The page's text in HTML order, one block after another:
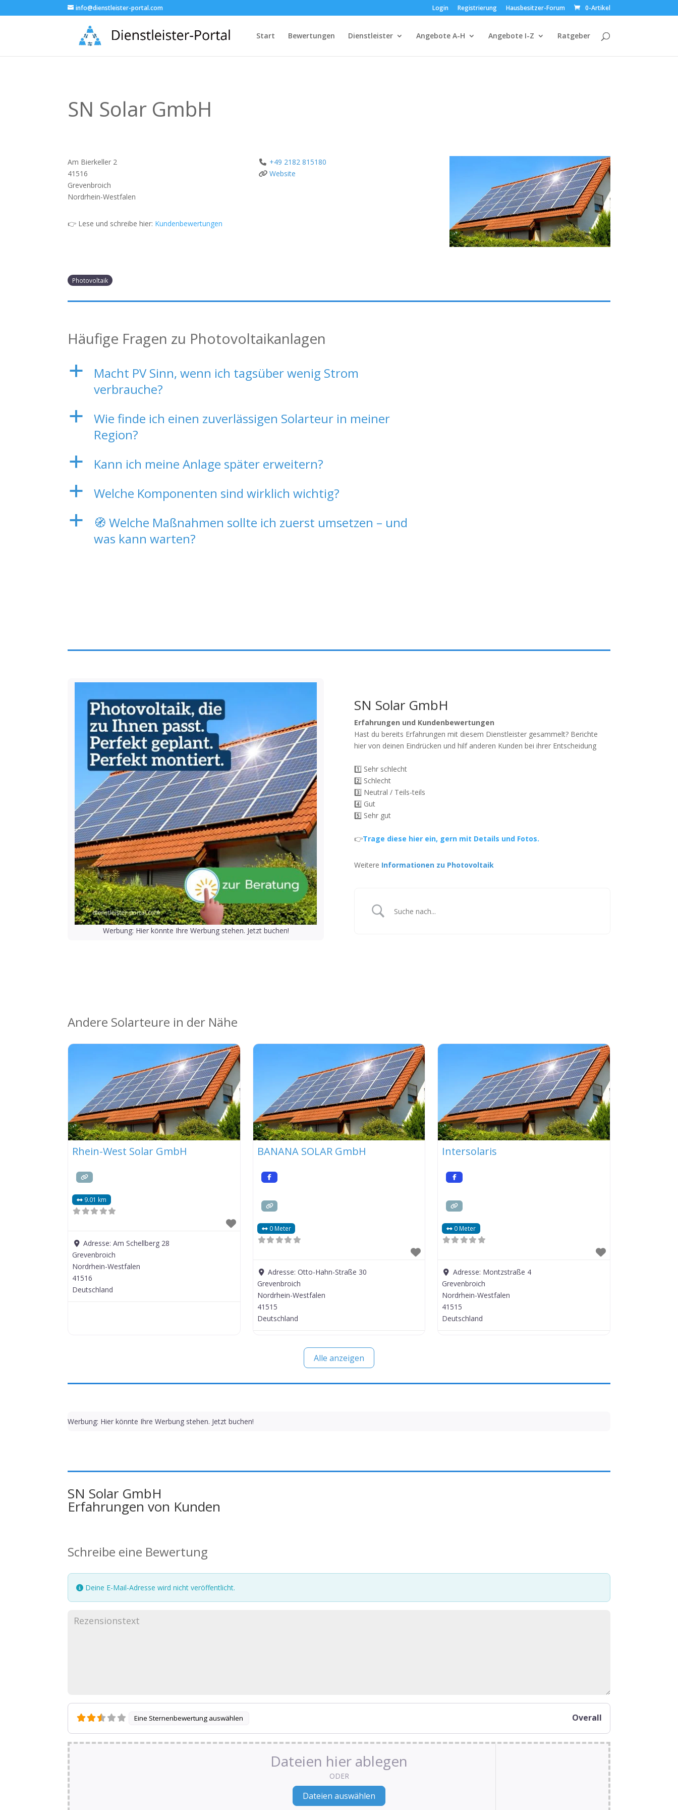
info@dienstleister-portal.com Login Registrierung Hausbesitzer-Forum 0-Artikel
Start Bewertungen Dienstleister Angebote A-H Angebote I-Z Ratgeber
SN Solar GmbH
Am Bierkeller 2
41516
Grevenbroich
Nordrhein-Westfalen
👉 Lese und schreibe hier: Kundenbewertungen
+49 2182 815180
Website
Photovoltaik
Häufige Fragen zu Photovoltaikanlagen
a
Macht PV Sinn, wenn ich tagsüber wenig Strom
verbrauche?
a
Wie finde ich einen zuverlässigen Solarteur in meiner
Region?
a Kann ich meine Anlage später erweitern?
a Welche Komponenten sind wirklich wichtig?
a
🧭 Welche Maßnahmen sollte ich zuerst umsetzen – und
was kann warten?
Werbung: Hier könnte Ihre Werbung stehen. Jetzt buchen!
SN Solar GmbH
Erfahrungen und Kundenbewertungen
Hast du bereits Erfahrungen mit diesem Dienstleister gesammelt? Berichte
hier von deinen Eindrücken und hilf anderen Kunden bei ihrer Entscheidung
1️⃣ Sehr schlecht
2️⃣ Schlecht
3️⃣ Neutral / Teils-teils
4️⃣ Gut
5️⃣ Sehr gut
👉Trage diese hier ein, gern mit Details und Fotos.
Weitere Informationen zu Photovoltaik
Andere Solarteure in der Nähe
Rhein-West Solar GmbH
9.01 km
Adresse: Am Schellberg 28
Grevenbroich
Nordrhein-Westfalen
41516
Deutschland
BANANA SOLAR GmbH
0 Meter
Adresse:Otto-Hahn-Straße 30
Grevenbroich
Nordrhein-Westfalen
41515
Deutschland
Intersolaris
0 Meter
Adresse: Montzstraße 4
Grevenbroich
Nordrhein-Westfalen
41515
Deutschland
Alle anzeigen
Werbung: Hier könnte Ihre Werbung stehen. Jetzt buchen!
SN Solar GmbH
Erfahrungen von Kunden
Schreibe eine Bewertung
Deine E-Mail-Adresse wird nicht veröffentlicht.
Eine Sternenbewertung auswählen Overall
Dateien hier ablegen
ODER